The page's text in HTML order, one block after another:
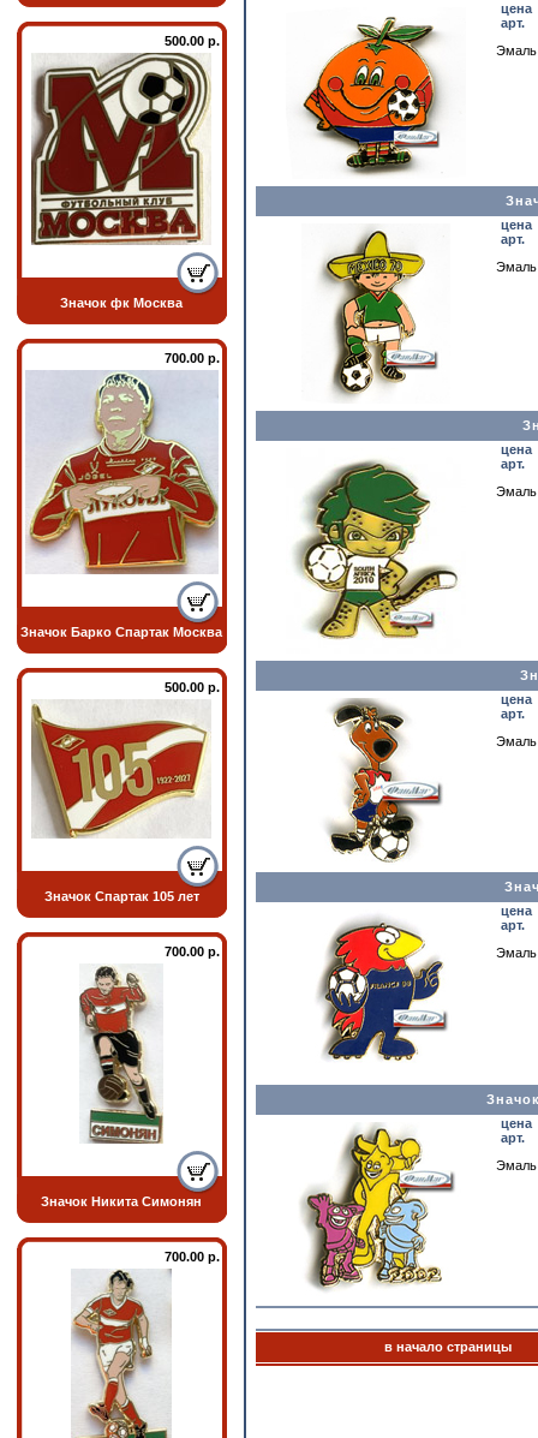
500.00 р.
Значок фк Москва
700.00 р.
Значок Барко Спартак Москва
500.00 р.
Значок Спартак 105 лет
700.00 р.
Значок Никита Симонян
700.00 р.
цена
арт.
цена
арт.
цена
арт.
цена
арт.
цена
арт.
цена
арт.
в начало страницы